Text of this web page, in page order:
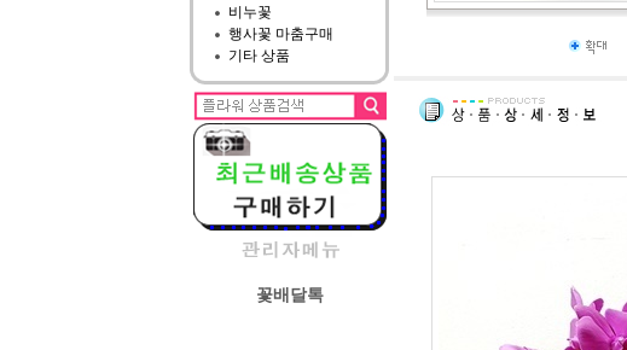
비누꽃
행사꽃 마춤구매
기타 상품
꽃배달톡